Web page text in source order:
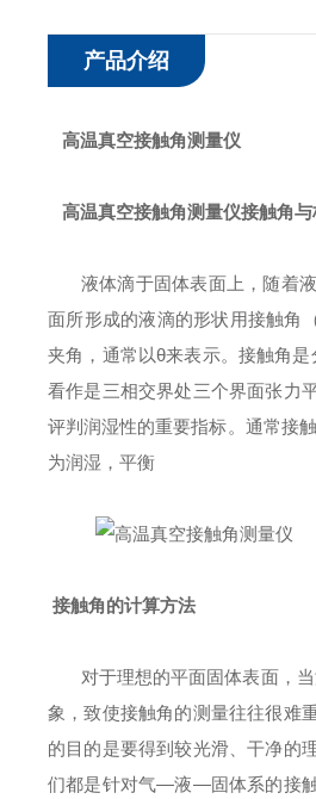
产品介绍
高温真空接触角测量仪
高温真空接触角测量仪接触角
液体滴于固体表面上，随着
面所形成的液滴的形状用接触角
夹角，通常以θ来表示。接触角
看作是三相交界处三个界面张力
评判润湿性的重要指标。通常接
为润湿，平衡
接触角的计算方法
对于理想的平面固体表面，
象，致使接触角的测量往往很难
的目的是要得到较光滑、干净的
们都是针对气—液—固体系的接